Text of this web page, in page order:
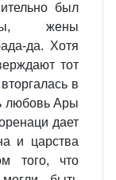
был
жены
да. Хотя
тот
в
любовь Ары
дает
и царства
того, что